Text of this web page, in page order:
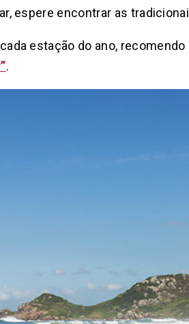
espere encontrar as
estação do ano,
.